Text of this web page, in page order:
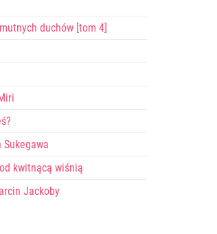
duchów [tom 4]
Sukegawa
kwitnącą wiśnią
Jackoby